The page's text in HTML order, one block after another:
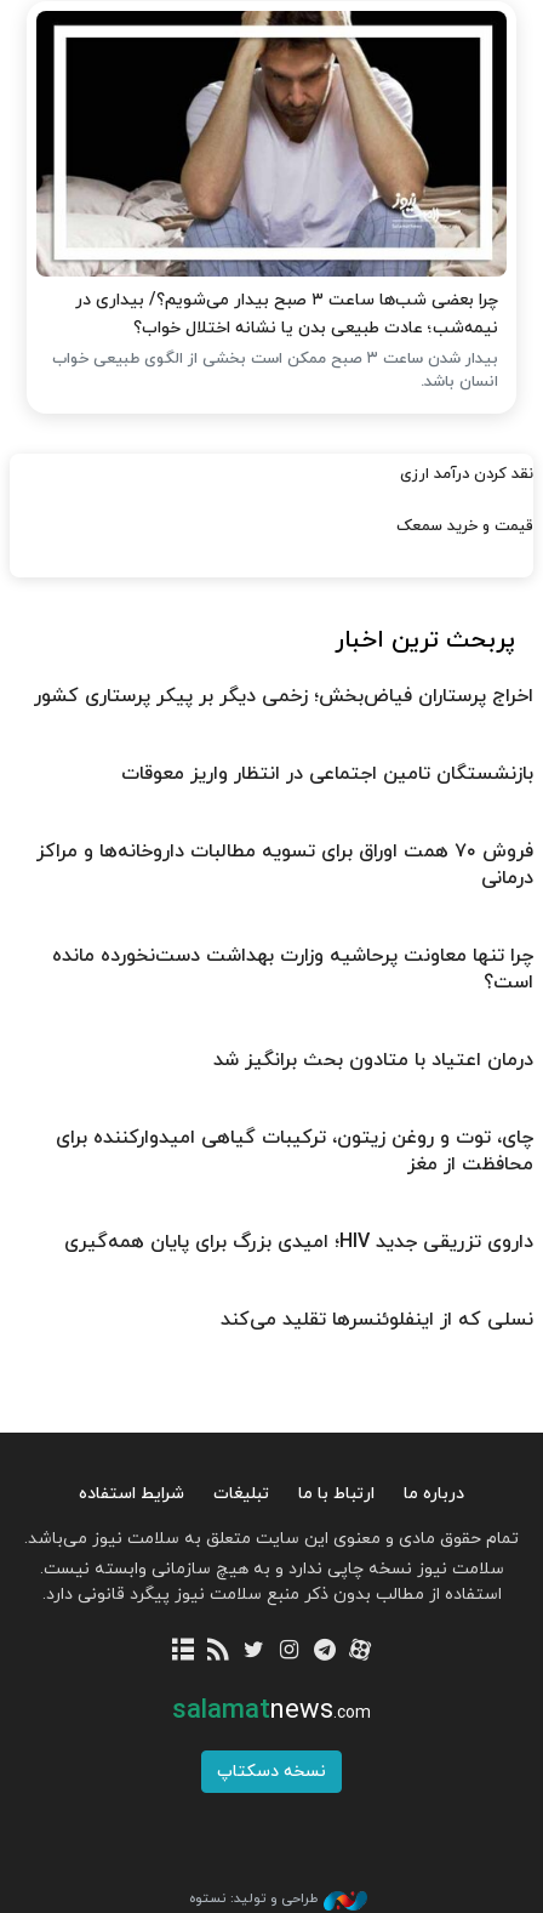
چرا بعضی شب‌ها ساعت ۳ صبح بیدار می‌شویم؟/ بیداری در
نیمه‌شب؛ عادت طبیعی بدن یا نشانه اختلال خواب؟
بیدار شدن ساعت ۳ صبح ممکن است بخشی از الگوی طبیعی خواب
انسان باشد.
نقد کردن درآمد ارزی
قیمت و خرید سمعک
پربحث ترین اخبار
اخراج پرستاران فیاض‌بخش؛ زخمی دیگر بر پیکر پرستاری کشور
بازنشستگان تامین اجتماعی در انتظار واریز معوقات
فروش ۷۰ همت اوراق برای تسویه مطالبات داروخانه‌ها و مراکز
درمانی
چرا تنها معاونت پرحاشیه وزارت بهداشت دست‌نخورده مانده
است؟
درمان اعتیاد با متادون بحث برانگیز شد
چای، توت و روغن زیتون، ترکیبات گیاهی امیدوارکننده برای
محافظت از مغز
داروی تزریقی جدید HIV؛ امیدی بزرگ برای پایان همه‌گیری
نسلی که از اینفلوئنسرها تقلید می‌کند
درباره ما ارتباط با ما تبلیغات
شرایط استفاده
تمام حقوق مادی و معنوی این سایت متعلق به سلامت نیوز می‌باشد.
سلامت نیوز نسخه چاپی ندارد و به هیچ سازمانی وابسته نیست.
استفاده از مطالب بدون ذکر منبع سلامت نیوز پیگرد قانونی دارد.
salamatnews.com
نسخه دسکتاپ
طراحی و تولید: نستوه